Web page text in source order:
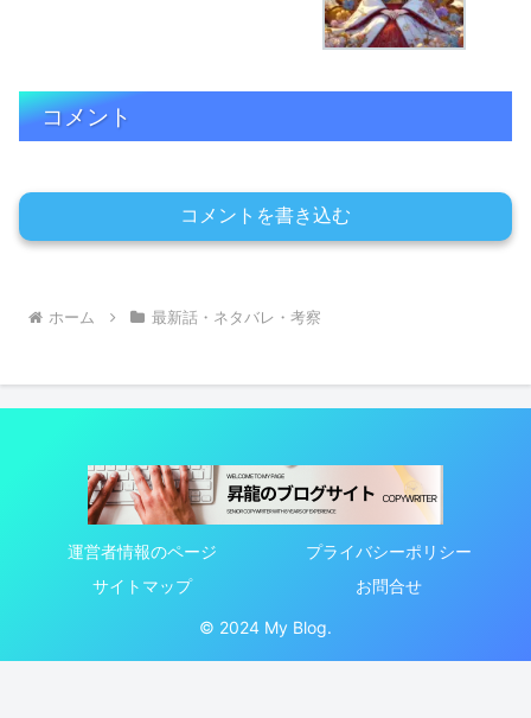
コメント
コメントを書き込む
ホーム 最新話・ネタバレ・考察
運営者情報のページ
プライバシーポリシー
サイトマップ
お問合せ
© 2024 My Blog.